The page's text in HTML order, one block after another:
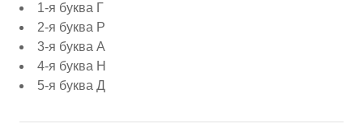
1-я буква Г
2-я буква Р
3-я буква А
4-я буква Н
5-я буква Д